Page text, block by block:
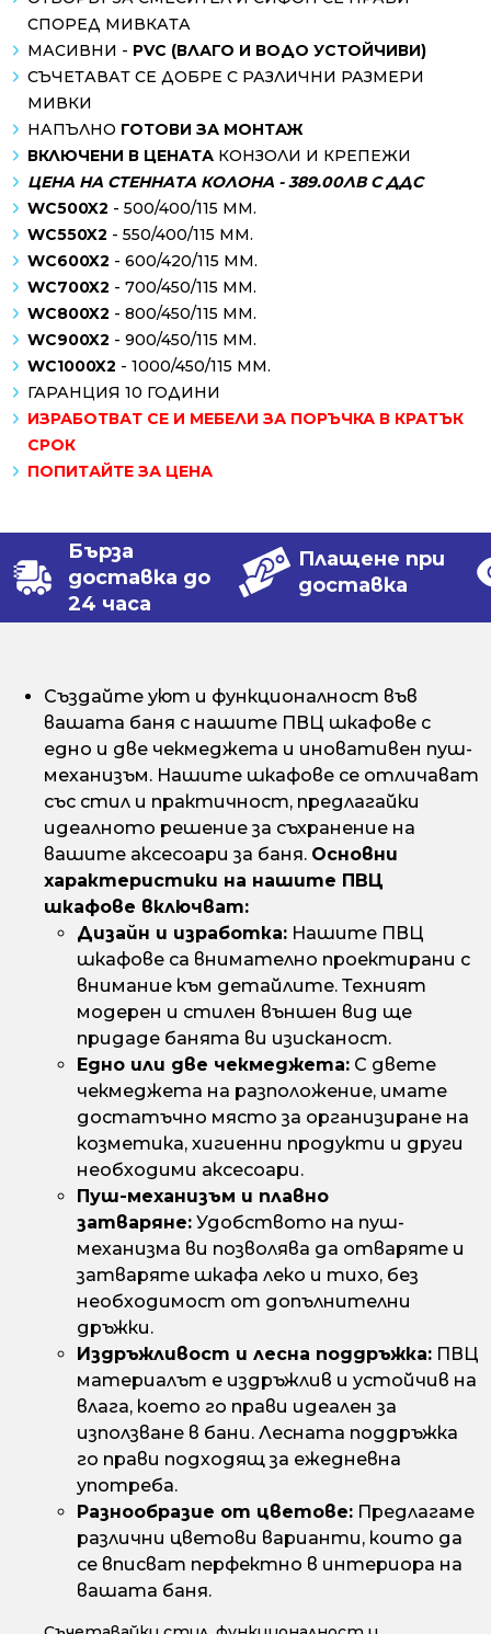
СПОРЕД МИВКАТА
МАСИВНИ - PVC (ВЛАГО И ВОДО УСТОЙЧИВИ)
СЪЧЕТАВАТ СЕ ДОБРЕ С РАЗЛИЧНИ РАЗМЕРИ
МИВКИ
НАПЪЛНО ГОТОВИ ЗА МОНТАЖ
ВКЛЮЧЕНИ В ЦЕНАТА КОНЗОЛИ И КРЕПЕЖИ
ЦЕНА НА СТЕННАТА КОЛОНА - 389.00ЛВ С ДДС
WC500X2 - 500/400/115 MM.
WC550X2 - 550/400/115 MM.
WC600X2 - 600/420/115 MM.
WC700X2 - 700/450/115 MM.
WC800X2 - 800/450/115 MM.
WC900X2 - 900/450/115 MM.
WC1000X2 - 1000/450/115 MM.
ГАРАНЦИЯ 10 ГОДИНИ
ИЗРАБОТВАТ СЕ И МЕБЕЛИ ЗА ПОРЪЧКА В КРАТЪК
СРОК
ПОПИТАЙТЕ ЗА ЦЕНА
Бърза
доставка до
24 часа
Плащене при
доставка
Създайте уют и функционалност във
вашата баня с нашите ПВЦ шкафове с
едно и две чекмеджета и иновативен пуш-
механизъм. Нашите шкафове се отличават
със стил и практичност, предлагайки
идеалното решение за съхранение на
вашите аксесоари за баня. Основни
характеристики на нашите ПВЦ
шкафове включват:
Дизайн и изработка: Нашите ПВЦ
шкафове са внимателно проектирани с
внимание към детайлите. Техният
модерен и стилен външен вид ще
придаде банята ви изисканост.
Едно или две чекмеджета: С двете
чекмеджета на разположение, имате
достатъчно място за организиране на
козметика, хигиенни продукти и други
необходими аксесоари.
Пуш-механизъм и плавно
затваряне: Удобството на пуш-
механизма ви позволява да отваряте и
затваряте шкафа леко и тихо, без
необходимост от допълнителни
дръжки.
Издръжливост и лесна поддръжка: ПВЦ
материалът е издръжлив и устойчив на
влага, което го прави идеален за
използване в бани. Лесната поддръжка
го прави подходящ за ежедневна
употреба.
Разнообразие от цветове: Предлагаме
различни цветови варианти, които да
се вписват перфектно в интериора на
вашата баня.